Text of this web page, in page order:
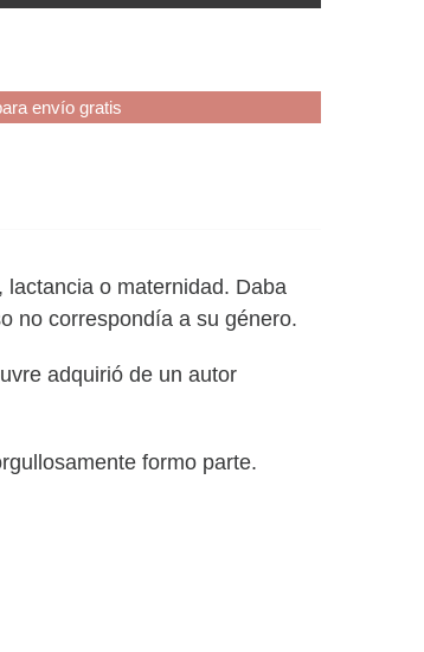
envío gratis
o maternidad. Daba
no correspondía a su género.
adquirió de un autor
formo parte.